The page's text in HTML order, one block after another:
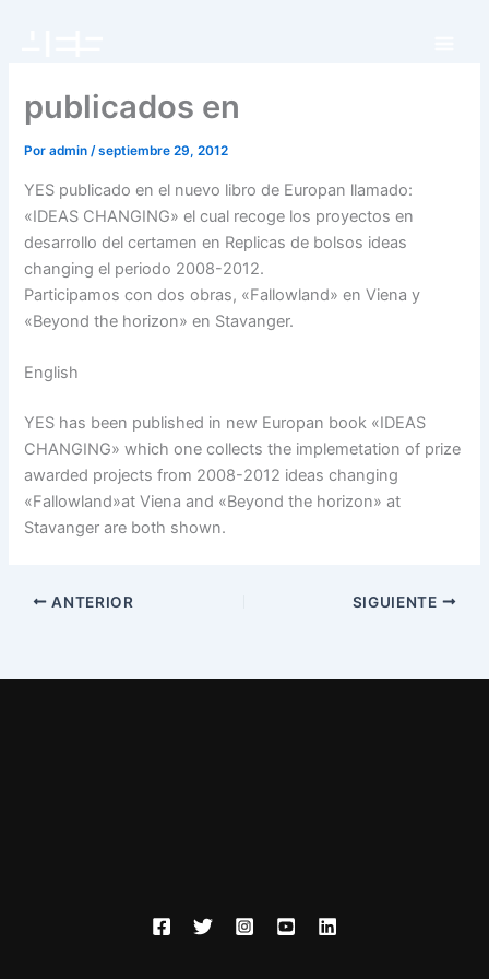
publicados en
Poradmin/septiembre 29, 2012
YES publicado en el nuevo libro de Europan llamado:
«IDEAS CHANGING» el cual recoge los proyectos en
desarrollo del certamen en Replicas de bolsos ideas
changing el periodo 2008-2012.
Participamos con dos obras, «Fallowland» en Viena y
«Beyond the horizon» en Stavanger.
English
YES has been published in new Europan book «IDEAS
CHANGING» which one collects the implemetation of prize
awarded projects from 2008-2012 ideas changing
«Fallowland»at Viena and «Beyond the horizon» at
Stavanger are both shown.
ANTERIOR SIGUIENTE